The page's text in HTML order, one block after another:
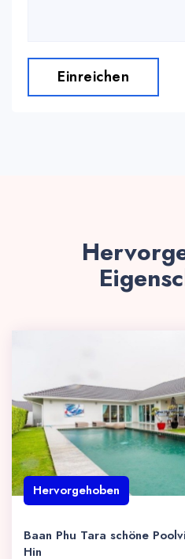
Einreichen
Hervorgehoben
Baan Phu Tara schöne
Hin